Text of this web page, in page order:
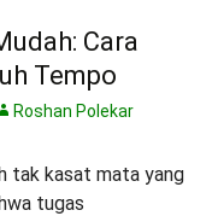
Cara
Tempo
Roshan Polekar
tak kasat mata yang
tugas